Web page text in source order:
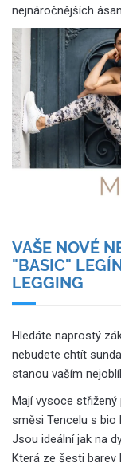
nejnáročnějších
VAŠE NOVÉ
"BASIC"
LEGGING
Hledáte naprostý
nebudete chtít
stanou vaším
Mají vysoce
směsi Tencelu s bio
Jsou ideální jak na
Která ze šesti barev